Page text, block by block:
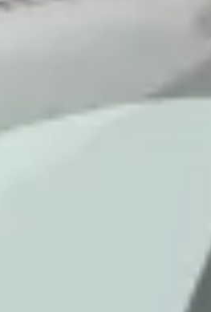
In oktober 2023 kreeg mijn
daarna kwamen dezelfde storingen
hiervoor een rekening van ruim
onderdeel besteld zou worden om het
kosten zijn gemaakt.
direct opgelost wordt. Maar na